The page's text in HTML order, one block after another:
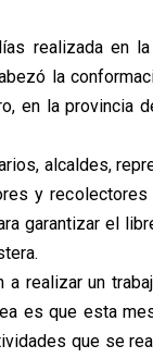
realizada en
la
en la provincia
alcaldes,
y
garantizar el
realizar un
es que esta
que se